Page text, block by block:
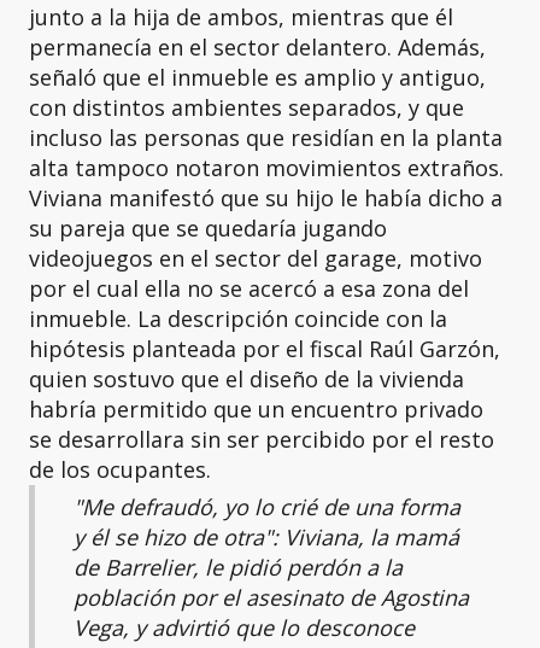
junto a la hija de ambos, mientras que él
permanecía en el sector delantero. Además,
señaló que el inmueble es amplio y antiguo,
con distintos ambientes separados, y que
incluso las personas que residían en la planta
alta tampoco notaron movimientos extraños.
Viviana manifestó que su hijo le había dicho a
su pareja que se quedaría jugando
videojuegos en el sector del garage, motivo
por el cual ella no se acercó a esa zona del
inmueble. La descripción coincide con la
hipótesis planteada por el fiscal Raúl Garzón,
quien sostuvo que el diseño de la vivienda
habría permitido que un encuentro privado
se desarrollara sin ser percibido por el resto
de los ocupantes.
"Me defraudó, yo lo crié de una forma
y él se hizo de otra": Viviana, la mamá
de Barrelier, le pidió perdón a la
población por el asesinato de Agostina
Vega, y advirtió que lo desconoce